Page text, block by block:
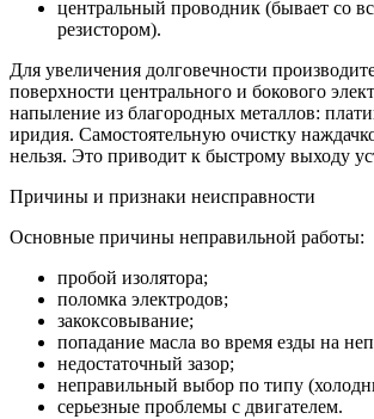
центральный проводник (бывает со
резистором).
Для увеличения долговечности
поверхности центрального и бокового
напыление из благородных металлов:
иридия. Самостоятельную очистку
нельзя. Это приводит к быстрому выходу
Причины и признаки неисправности
Основные причины неправильной работы:
пробой изолятора;
поломка электродов;
закоксовывание;
попадание масла во время езды на
недостаточный зазор;
неправильный выбор по типу
серьезные проблемы с двигателем.